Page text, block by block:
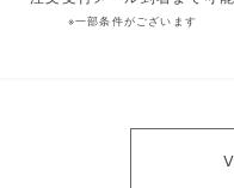
※一部条件がございます